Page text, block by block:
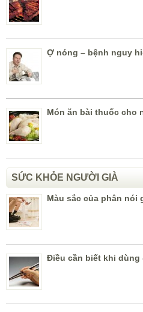
Ợ nóng – bệnh nguy
Món ăn bài thuốc cho
SỨC KHỎE NGƯỜI GIÀ
Màu sắc của phân nói
Điều cần biết khi dùng